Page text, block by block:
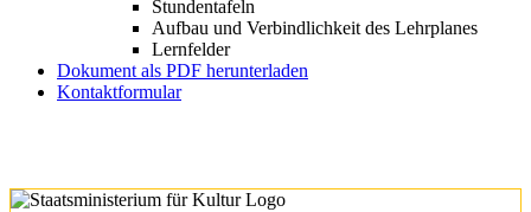
Stundentafeln
Aufbau und Verbindlichkeit des Lehrplanes
Lernfelder
Dokument als PDF herunterladen
Kontaktformular